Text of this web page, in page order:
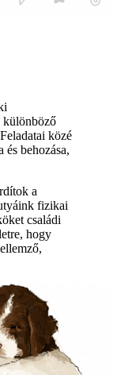
különböző
közé
és behozása,
a
fizikai
családi
hogy